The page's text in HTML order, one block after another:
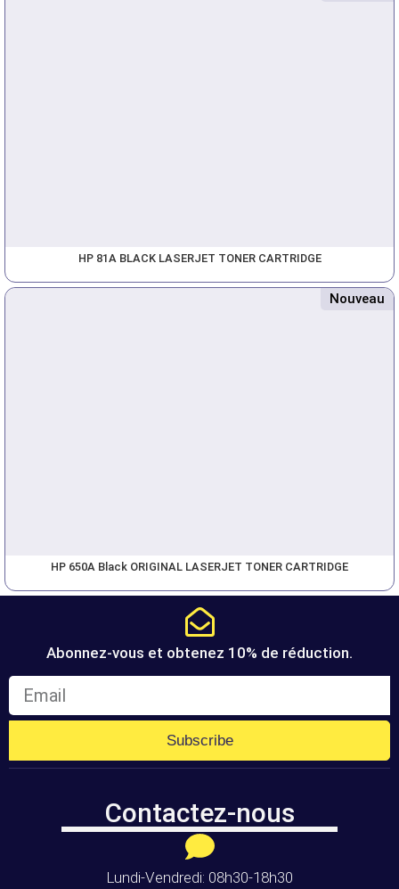
HP 81A BLACK LASERJET TONER CARTRIDGE
Nouveau
HP 650A Black ORIGINAL LASERJET TONER CARTRIDGE
Abonnez-vous et obtenez 10% de réduction.
Subscribe
Contactez-nous
Lundi-Vendredi: 08h30-18h30